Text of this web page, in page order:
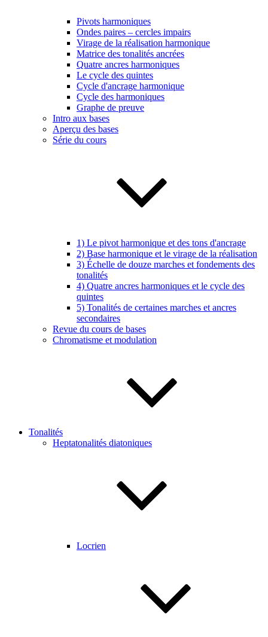
Pivots harmoniques
Ondes paires – cercles impairs
Virage de la réalisation harmonique
Matrice des tonalités ancrées
Quatre ancres harmoniques
Le cycle des quintes
Cycle d'ancrage harmonique
Cycle des harmoniques
Graphe de preuve
Intro aux bases
Aperçu des bases
Série du cours
1) Le pivot harmonique et des tons d'ancrage
2) Base harmonique et le virage de la réalisation
3) Échelle de douze marches et fondements des
tonalités
4) Quatre ancres harmoniques et le cycle des
quintes
5) Tonalités de certaines marches et ancres
secondaires
Revue du cours de bases
Chromatisme et modulation
Tonalités
Heptatonalités diatoniques
Locrien